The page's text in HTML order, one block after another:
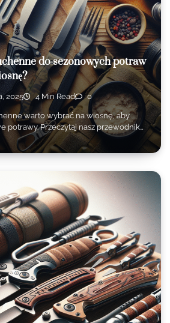
do sezonowych potraw
2025 4 Min Read 0
warto wybrać na wiosnę, aby
potrawy. Przeczytaj nasz przewodnik…